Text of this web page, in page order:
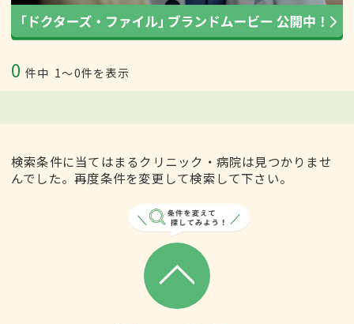
0 件中 1〜0件を表示
検索条件に当てはまるクリニック・病院は見つかりませ
んでした。再度条件を変更して検索して下さい。